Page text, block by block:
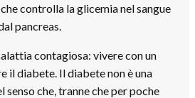
che controlla la glicemia nel sangue
pancreas.
contagiosa: vivere con un
il diabete. Il diabete non è una
che, tranne che per poche